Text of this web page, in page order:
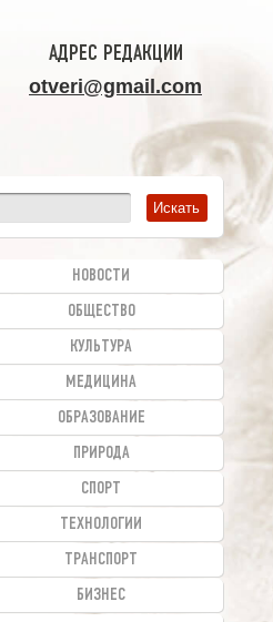
АДРЕС РЕДАКЦИИ
otveri@gmail.com
НОВОСТИ
ОБЩЕСТВО
КУЛЬТУРА
МЕДИЦИНА
ОБРАЗОВАНИЕ
ПРИРОДА
СПОРТ
ТЕХНОЛОГИИ
ТРАНСПОРТ
БИЗНЕС